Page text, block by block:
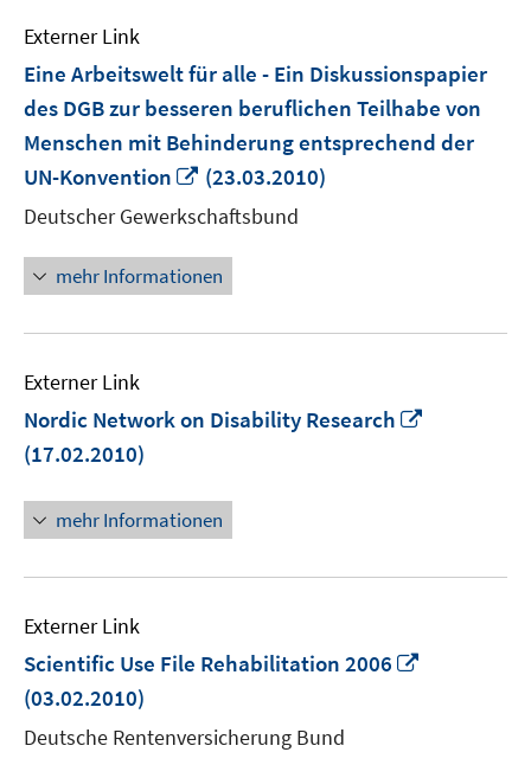
Externer Link
Eine Arbeitswelt für alle - Ein Diskussionspapier
des DGB zur besseren beruflichen Teilhabe von
Menschen mit Behinderung entsprechend der
UN-Konvention
In
neuem
Fenster
öffnen
(23.03.2010)
Deutscher Gewerkschaftsbund
mehr Informationen
Externer Link
Nordic Network on Disability Research
(17.02.2010)
mehr Informationen
Externer Link
Scientific Use File Rehabilitation 2006
(03.02.2010)
Deutsche Rentenversicherung Bund